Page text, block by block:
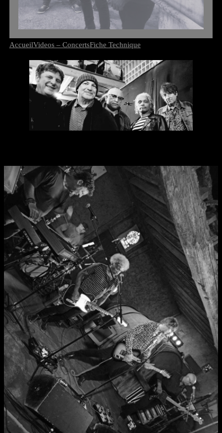
AccueilVideos – ConcertsFiche Technique